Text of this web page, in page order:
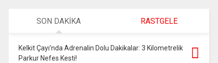
SON DAKİKA RASTGELE
Kelkit Çayı’nda Adrenalin Dolu Dakikalar: 3 Kilometrelik
Parkur Nefes Kesti!